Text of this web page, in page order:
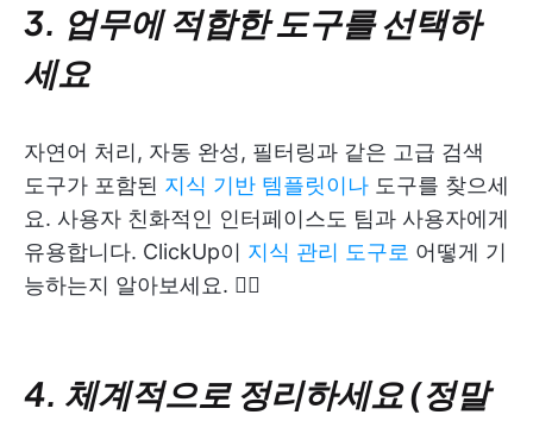
3. 업무에 적합한 도구를 선택하
세요
자연어 처리, 자동 완성, 필터링과 같은 고급 검색
도구가 포함된 지식 기반 템플릿이나 도구를 찾으세
요. 사용자 친화적인 인터페이스도 팀과 사용자에게
유용합니다. ClickUp이 지식 관리 도구로 어떻게 기
능하는지 알아보세요. 👇🏼
4. 체계적으로 정리하세요 (정말